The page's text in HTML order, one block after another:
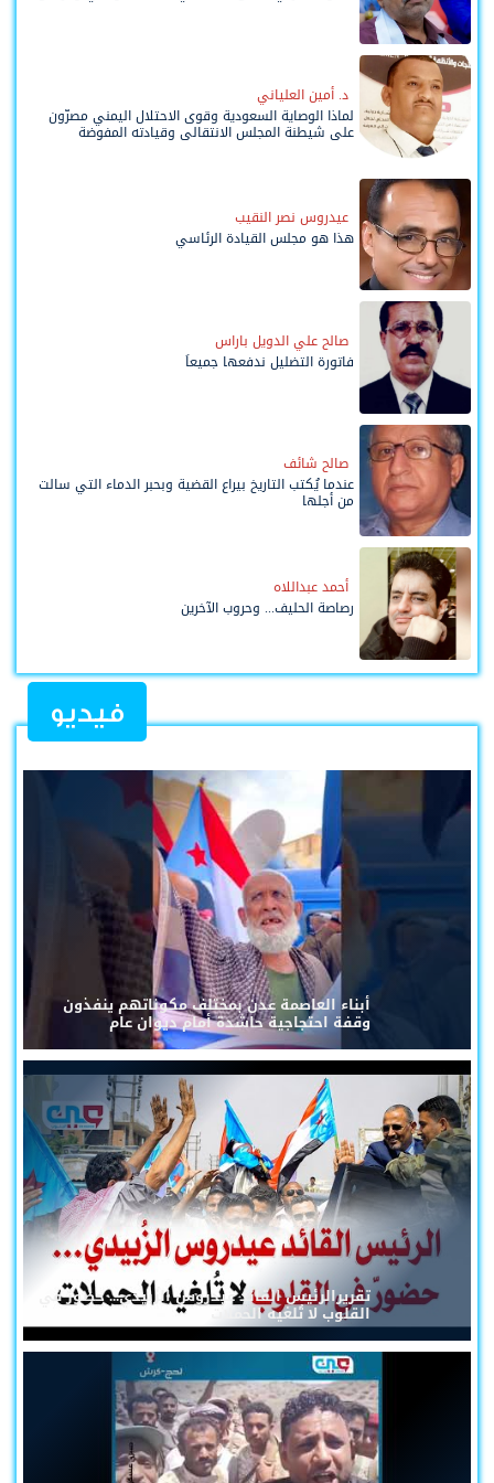
د. أمين العلياني
لماذا الوصاية السعودية وقوى الاحتلال اليمني مصرّون
على شيطنة المجلس الانتقالي وقيادته المفوضة
عيدروس نصر النقيب
هذا هو مجلس القيادة الرئاسي
صالح علي الدويل باراس
فاتورة التضليل ندفعها جميعاً
صالح شائف
عندما يُكتب التاريخ بيراع القضية وبحبر الدماء التي سالت
من أجلها
أحمد عبداللاه
رصاصة الحليف... وحروب الآخرين
فيديو
أبناء العاصمة عدن بمختلف مكوناتهم ينفذون
وقفة احتجاجية حاشدة أمام ديوان عام
تقريرالرئيس القائد عيدروس الزُبيدي... حضورٌ في
القلوب لا تُلغيه الحملات